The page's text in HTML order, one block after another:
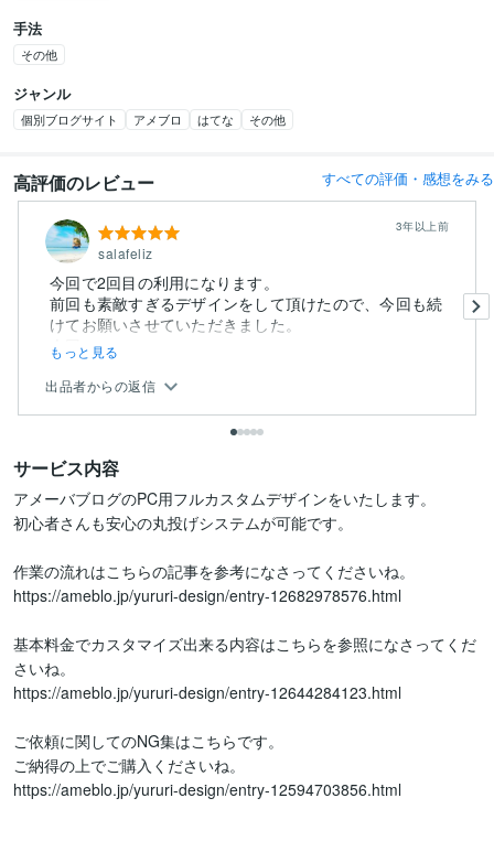
手法
その他
ジャンル
個別ブログサイト アメブロ はてな その他
高評価のレビュー すべての評価・感想をみる
salafeliz
3年以上前
今回で2回目の利用になります。
前回も素敵すぎるデザインをして頂けたので、今回も続
けてお願いさせていただきました。
今回...
もっと見る
出品者からの返信
サービス内容
アメーバブログのPC用フルカスタムデザインをいたします。
初心者さんも安心の丸投げシステムが可能です。
作業の流れはこちらの記事を参考になさってくださいね。
https://ameblo.jp/yururi-design/entry-12682978576.html
基本料金でカスタマイズ出来る内容はこちらを参照になさってくだ
さいね。
https://ameblo.jp/yururi-design/entry-12644284123.html
ご依頼に関してのNG集はこちらです。
ご納得の上でご購入くださいね。
https://ameblo.jp/yururi-design/entry-12594703856.html